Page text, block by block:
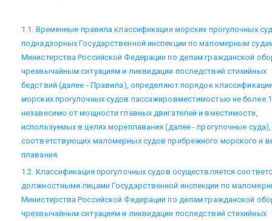
1.1. Временные правила классификации морских прогулочных
поднадзорных Государственной инспекции по маломерным
Министерства Российской Федерации по делам гражданской
чрезвычайным ситуациям и ликвидации последствий стихийных
бедствий (далее - Правила), определяют порядок
морских прогулочных судов пассажировместимостью не более
независимо от мощности главных двигателей и вместимости,
используемых в целях мореплавания (далее - прогулочные
соответствующих маломерных судов прибрежного морского и
плавания.
1.2. Классификация прогулочных судов осуществляется
должностными лицами Государственной инспекции по
Министерства Российской Федерации по делам гражданской
чрезвычайным ситуациям и ликвидации последствий стихийных